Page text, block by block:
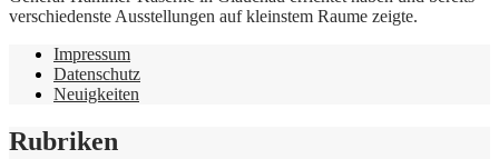
verschiedenste Ausstellungen auf kleinstem Raume zeigte.
Impressum
Datenschutz
Neuigkeiten
Rubriken